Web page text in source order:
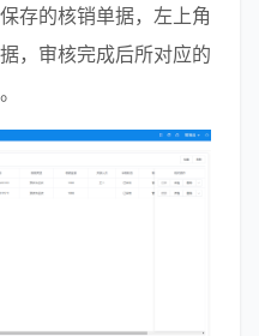
存的核销单据，左上角
，审核完成后所对应的